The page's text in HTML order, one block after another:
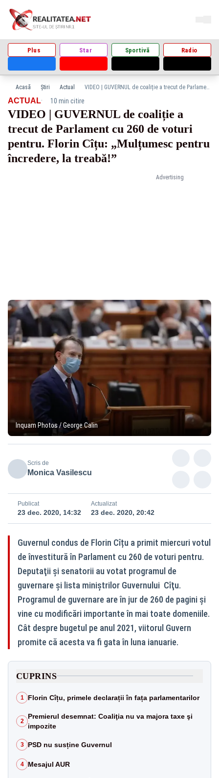
Plus Star Sportivă Radio
Acasă Știri Actual VIDEO | GUVERNUL de coaliție a trecut de Parlament cu 260 de voturi pentru. Florin Cîțu: „Mulțumesc pentru încredere, la treabă!”
Advertising
ACTUAL· 10 min citire
VIDEO | GUVERNUL de coaliție a
trecut de Parlament cu 260 de voturi
pentru. Florin Cîțu: „Mulțumesc pentru
încredere, la treabă!”
Inquam Photos / George Calin
Scris de
Monica Vasilescu
Publicat
23 dec. 2020, 14:32
Actualizat
23 dec. 2020, 20:42
Guvernul condus de Florin Cîțu a primit miercuri votul
de învestitură în Parlament cu 260 de voturi pentru.
Deputaţii şi senatorii au votat programul de
guvernare şi lista miniştrilor Guvernului Cîţu.
Programul de guvernare are în jur de 260 de pagini și
vine cu modificări importante în mai toate domeniile.
Cât despre bugetul pe anul 2021, viitorul Guvern
promite că acesta va fi gata în luna ianuarie.
CUPRINS
1 Florin Cîțu, primele declarații în fața parlamentarilor
2
Premierul desemnat: Coaliţia nu va majora taxe şi
impozite
3 PSD nu susține Guvernul
4 Mesajul AUR